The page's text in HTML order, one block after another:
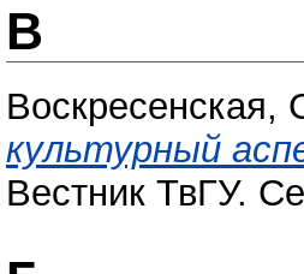
В
культурный
Вестник ТвГУ.